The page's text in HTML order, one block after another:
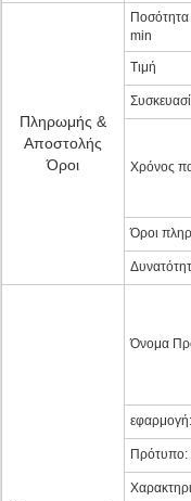
Πληρωμής &
Αποστολής
Όροι
Ποσότητα
min
Τιμή
Χρόνος
Όροι
Όνομα
εφαρμογή:
Πρότυπο: